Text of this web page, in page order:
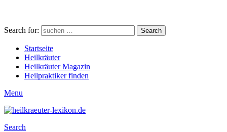
Search for: Search
Startseite
Heilkräuter
Heilkräuter Magazin
Heilpraktiker finden
Menu
Search